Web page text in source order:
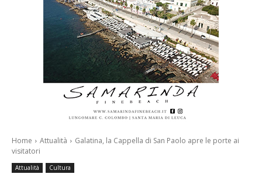
Home Attualità
Galatina, la Cappella di San Paolo apre le porte ai
visitatori
Attualità Cultura